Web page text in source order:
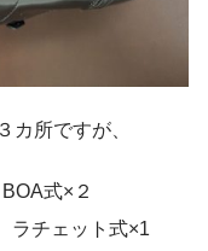
カ所ですが、
式×２
ラチェット式×1